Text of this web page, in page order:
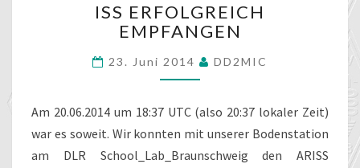
ERFOLGREICH
EMPFANGEN
ISS ERFOLGREICH
EMPFANGEN
23. Juni 2014 DD2MIC
Am 20.06.2014 um 18:37 UTC (also 20:37 lokaler Zeit)
war es soweit. Wir konnten mit unserer Bodenstation
am DLR School_Lab_Braunschweig den ARISS